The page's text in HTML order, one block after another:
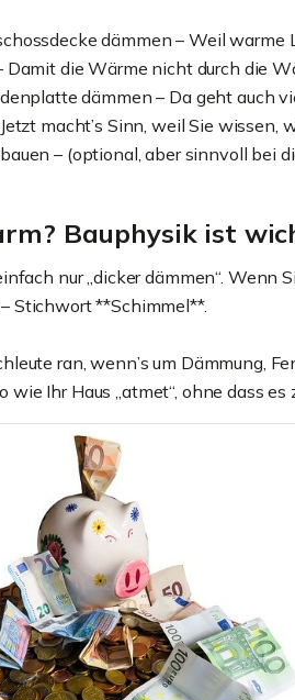
dämmen – Weil
Damit die Wärme nicht durch die
dämmen – Da geht auch
macht’s Sinn, weil Sie wissen,
– (optional, aber sinnvoll bei
Bauphysik ist
nur „dicker dämmen“. Wenn
Stichwort **Schimmel**.
ran, wenn’s um Dämmung,
wie Ihr Haus „atmet“, ohne dass